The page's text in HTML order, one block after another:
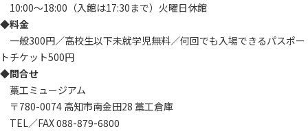
10:00～18:00（入館は17:30まで）火曜日休館
◆料金
一般300円／高校生以下未就学児無料／何回でも入場できるパスポー
トチケット500円
◆問合せ
藁工ミュージアム
〒780-0074 高知市南金田28 藁工倉庫
TEL／FAX 088-879-6800